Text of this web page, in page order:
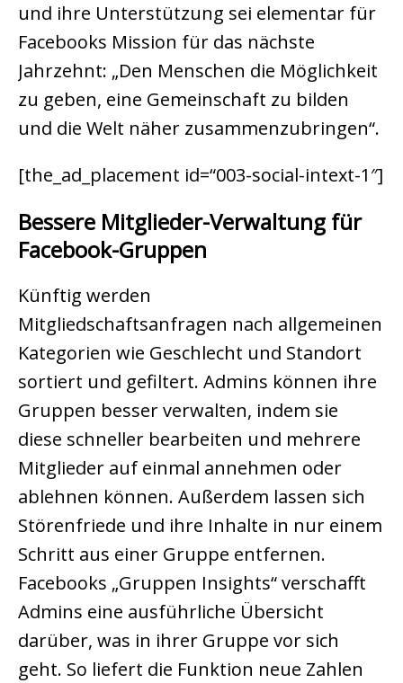
und ihre Unterstützung sei elementar für
Facebooks Mission für das nächste
Jahrzehnt: „Den Menschen die Möglichkeit
zu geben, eine Gemeinschaft zu bilden
und die Welt näher zusammenzubringen“.
[the_ad_placement id=“003-social-intext-1″]
Bessere Mitglieder-Verwaltung für
Facebook-Gruppen
Künftig werden
Mitgliedschaftsanfragen nach allgemeinen
Kategorien wie Geschlecht und Standort
sortiert und gefiltert. Admins können ihre
Gruppen besser verwalten, indem sie
diese schneller bearbeiten und mehrere
Mitglieder auf einmal annehmen oder
ablehnen können. Außerdem lassen sich
Störenfriede und ihre Inhalte in nur einem
Schritt aus einer Gruppe entfernen.
Facebooks „Gruppen Insights“ verschafft
Admins eine ausführliche Übersicht
darüber, was in ihrer Gruppe vor sich
geht. So liefert die Funktion neue Zahlen